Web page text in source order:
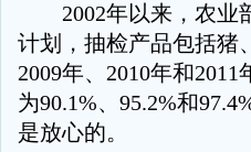
2002年以来，农业
计划，抽检产品包括猪
2009年、2010年和
为90.1%、95.2%和
是放心的。